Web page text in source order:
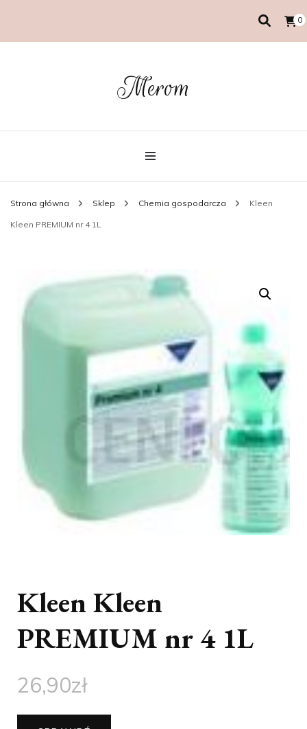
0
Merom
Strona główna Sklep Chemia gospodarcza Kleen
Kleen PREMIUM nr 4 1L
Kleen Kleen
PREMIUM nr 4 1L
26,90zł